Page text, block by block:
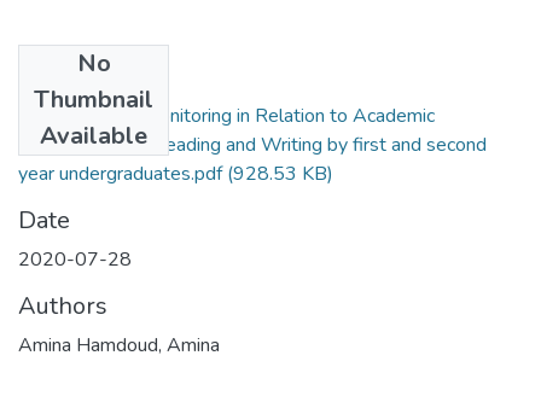
No
Thumbnail
Available
Metacognitive Monitoring in Relation to Academic
Achievement in Reading and Writing by first and second
year undergraduates.pdf(928.53 KB)
Date
2020-07-28
Authors
Amina Hamdoud, Amina